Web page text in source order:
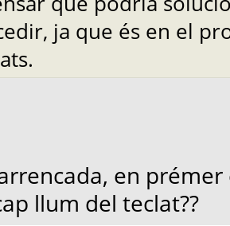
ja que és en el
en
llum del teclat??